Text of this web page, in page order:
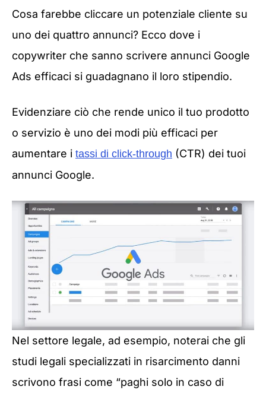
Cosa farebbe cliccare un potenziale cliente su
uno dei quattro annunci? Ecco dove i
copywriter che sanno scrivere annunci Google
Ads efficaci si guadagnano il loro stipendio.
Evidenziare ciò che rende unico il tuo prodotto
o servizio è uno dei modi più efficaci per
aumentare i tassi di click-through (CTR) dei tuoi
annunci Google.
Nel settore legale, ad esempio, noterai che gli
studi legali specializzati in risarcimento danni
scrivono frasi come “paghi solo in caso di